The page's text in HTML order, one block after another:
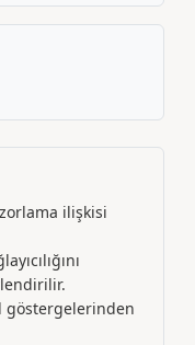
ilişkisi
göstergelerinden